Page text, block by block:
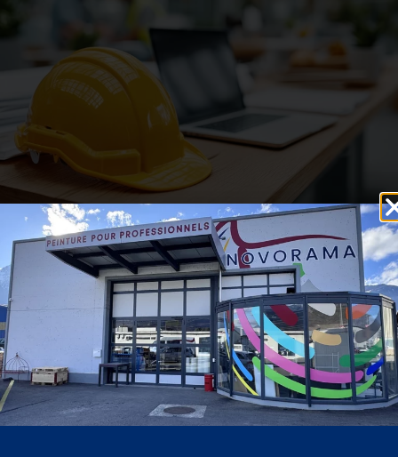
DEVIS & SOUMISSIONS
ISOLATION
Chiffrage précis et document complet pour
vos projets d’isolation thermique par
l’extérieur ou autres travaux de performance
énergétique.
PRENDRE RENDEZ-VOUS